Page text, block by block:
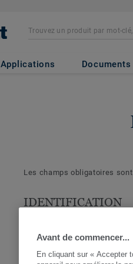
Applications Documents
Les champs obligatoires
IDENTIFICATION
Les questions suivantes
cerner votre demande et d'y
Avant de commencer...
En cliquant sur « Accepter